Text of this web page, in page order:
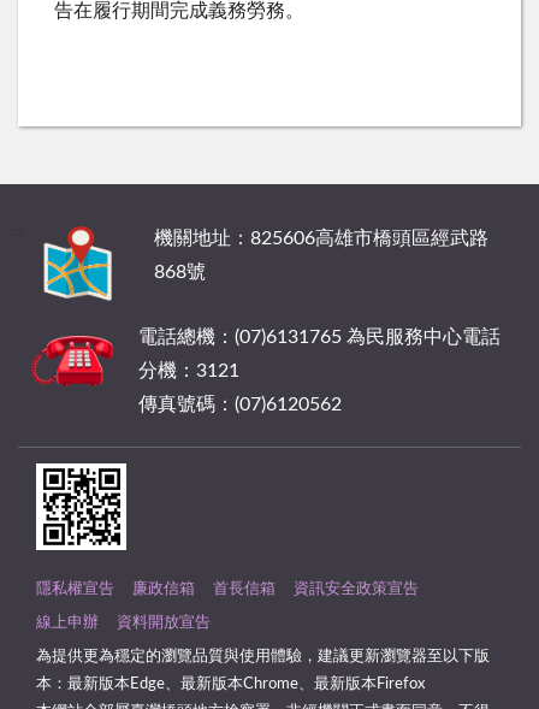
告在履行期間完成義務勞務。
機關地址：825606高雄市橋頭區經武路
868號
電話總機：(07)6131765 為民服務中心電話
分機：3121
傳真號碼：(07)6120562
隱私權宣告 廉政信箱 首長信箱 資訊安全政策宣告
線上申辦 資料開放宣告
為提供更為穩定的瀏覽品質與使用體驗，建議更新瀏覽器至以下版
本：最新版本Edge、最新版本Chrome、最新版本Firefox